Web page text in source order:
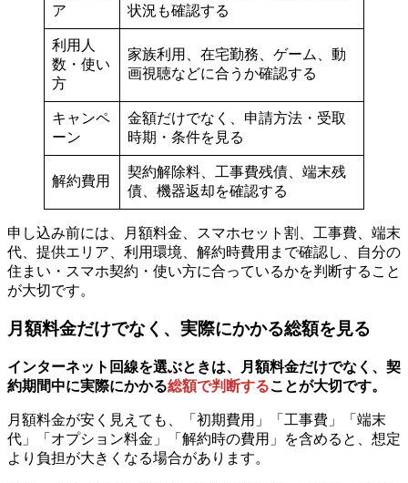
ア
状況も確認する
利用人
数・使い
方
家族利用、在宅勤務、ゲーム、動
画視聴などに合うか確認する
キャンペ
ーン
金額だけでなく、申請方法・受取
時期・条件を見る
解約費用
契約解除料、工事費残債、端末残
債、機器返却を確認する
申し込み前には、月額料金、スマホセット割、工事費、端末
代、提供エリア、利用環境、解約時費用まで確認し、自分の
住まい・スマホ契約・使い方に合っているかを判断すること
が大切です。
月額料金だけでなく、実際にかかる総額を見る
インターネット回線を選ぶときは、
月額料金だけでなく、契
約期間中に実際にかかる総額で判断することが大切です。
月額料金が安く見えても、「初期費用」「工事費」「端末
代」「オプション料金」「解約時の費用」を含めると、想定
より負担が大きくなる場合があります。